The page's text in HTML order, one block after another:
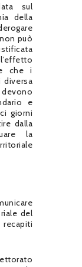
sul
della
può
che i
diversa
e
giorni
dalla
la
del